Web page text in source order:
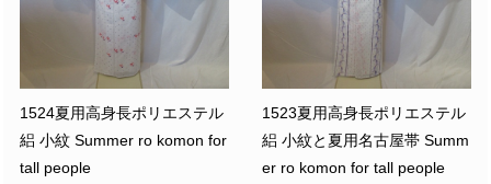
1524夏用高身長ポリエステル
絽 小紋 Summer ro komon for
tall people
1523夏用高身長ポリエステル
絽 小紋と夏用名古屋帯 Summ
er ro komon for tall people